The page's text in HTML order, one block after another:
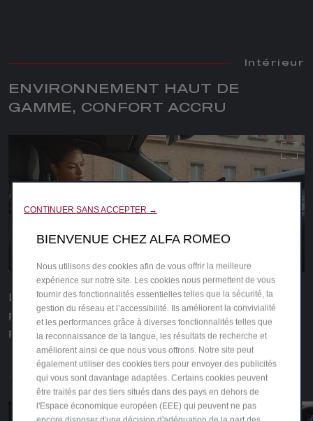
Intérieur
ENVIRONNEMENT HAUT DE
GAMME, CONFORT ACCRU
Des matériaux de qualité supérieure, une technologie de
pointe et une connectivité avancée rehaussent le sens du
plaisir de conduite dans le pur style Alfa Romeo.
* L’agencemen présenté sur la photo est l’Evolved.
* Cette image montre les sièges en cuir en option.
Intérieur
CONTINUER SANS ACCEPTER →
BIENVENUE CHEZ ALFA ROMEO
Nous utilisons des cookies afin de vous offrir la meilleure
expérience sur notre site. Les cookies nous permettent de vous
fournir des fonctionnalités essentielles telles que la sécurité, la
gestion du réseau et l’accessibilité. Ils améliorent la convivialité
et les performances grâce à diverses fonctionnalités telles que
la reconnaissance de la langue, les résultats de recherche et
améliorent ainsi ce que nous vous offrons. Notre site peut
également utiliser des cookies tiers pour envoyer des publicités
qui vous sont davantage adaptées. Certains cookies peuvent
être traités par des tiers situés dans des pays en dehors de
l'Espace économique européen (EEE) qui peuvent ne pas